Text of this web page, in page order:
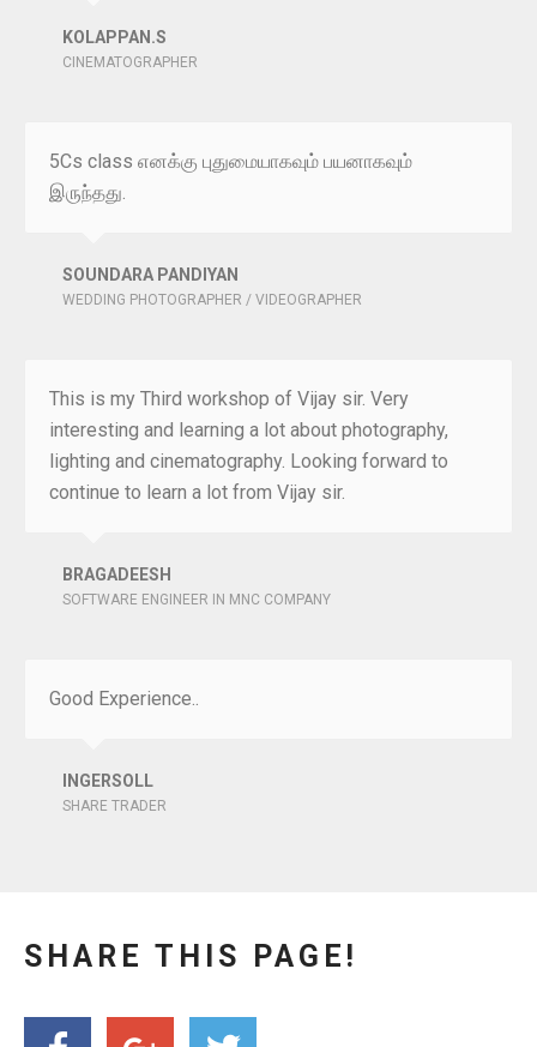
KOLAPPAN.S
CINEMATOGRAPHER
5Cs class எனக்கு புதுமையாகவும் பயனாகவும்
இருந்தது.
SOUNDARA PANDIYAN
WEDDING PHOTOGRAPHER / VIDEOGRAPHER
This is my Third workshop of Vijay sir. Very
interesting and learning a lot about photography,
lighting and cinematography. Looking forward to
continue to learn a lot from Vijay sir.
BRAGADEESH
SOFTWARE ENGINEER IN MNC COMPANY
Good Experience..
INGERSOLL
SHARE TRADER
SHARE THIS PAGE!